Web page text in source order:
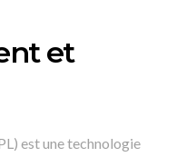
et
est une technologie